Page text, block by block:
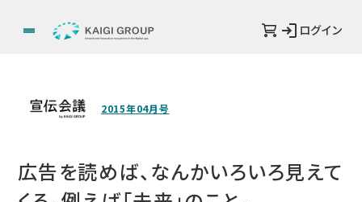
ログイン
2015年04月号
広告を読めば、なんかいろいろ見えて